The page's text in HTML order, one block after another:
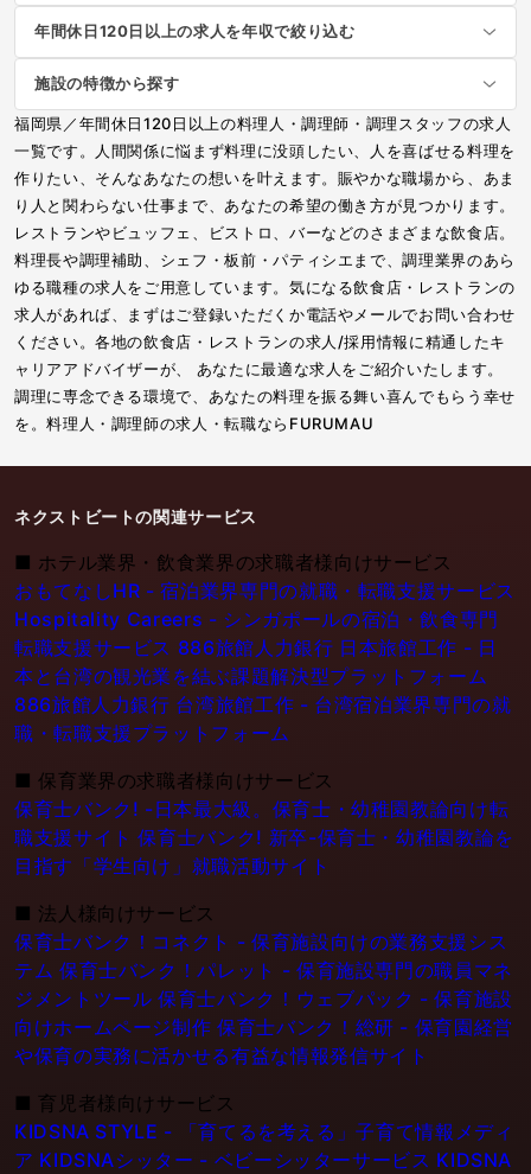
年間休日120日以上の求人を年収で絞り込む
施設の特徴から探す
福岡県／年間休日120日以上の料理人・調理師・調理スタッフの求人
一覧です。人間関係に悩まず料理に没頭したい、人を喜ばせる料理を
作りたい、そんなあなたの想いを叶えます。賑やかな職場から、あま
り人と関わらない仕事まで、あなたの希望の働き方が見つかります。
レストランやビュッフェ、ビストロ、バーなどのさまざまな飲食店。
料理長や調理補助、シェフ・板前・パティシエまで、調理業界のあら
ゆる職種の求人をご用意しています。気になる飲食店・レストランの
求人があれば、まずはご登録いただくか電話やメールでお問い合わせ
ください。各地の飲食店・レストランの求人/採用情報に精通したキ
ャリアアドバイザーが、 あなたに最適な求人をご紹介いたします。
調理に専念できる環境で、あなたの料理を振る舞い喜んでもらう幸せ
を。料理人・調理師の求人・転職ならFURUMAU
ネクストビートの関連サービス
■ ホテル業界・飲食業界の求職者様向けサービス
おもてなしHR - 宿泊業界専門の就職・転職支援サービス
Hospitality Careers - シンガポールの宿泊・飲食専門
転職支援サービス 886旅館人力銀行 日本旅館工作 - 日
本と台湾の観光業を結ぶ課題解決型プラットフォーム
886旅館人力銀行 台湾旅館工作 - 台湾宿泊業界専門の就
職・転職支援プラットフォーム
■ 保育業界の求職者様向けサービス
保育士バンク! -日本最大級。保育士・幼稚園教論向け転
職支援サイト 保育士バンク! 新卒-保育士・幼稚園教論を
目指す「学生向け」就職活動サイト
■ 法人様向けサービス
保育士バンク！コネクト - 保育施設向けの業務支援シス
テム 保育士バンク！パレット - 保育施設専門の職員マネ
ジメントツール 保育士バンク！ウェブパック - 保育施設
向けホームページ制作 保育士バンク！総研 - 保育園経営
や保育の実務に活かせる有益な情報発信サイト
■ 育児者様向けサービス
KIDSNA STYLE - 「育てるを考える」子育て情報メディ
ア KIDSNAシッター - ベビーシッターサービス KIDSNA